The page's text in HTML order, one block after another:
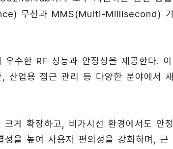
무선과 MMS(Multi-Millisecond) 기
수한 RF 성능과 안정성을 제공한다. 이
산업용 접근 관리 등 다양한 분야에서 새
게 확장하고, 비가시선 환경에서도 안정
을 높여 사용자 편의성을 강화하며, 근